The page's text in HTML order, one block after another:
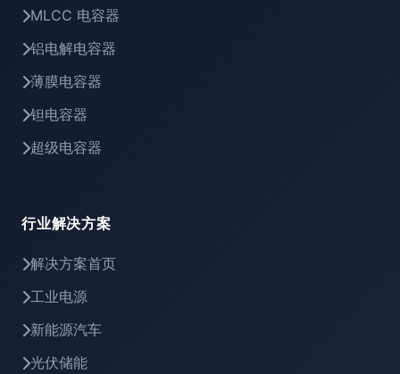
MLCC 电容器
铝电解电容器
薄膜电容器
钽电容器
超级电容器
行业解决方案
解决方案首页
工业电源
新能源汽车
光伏储能